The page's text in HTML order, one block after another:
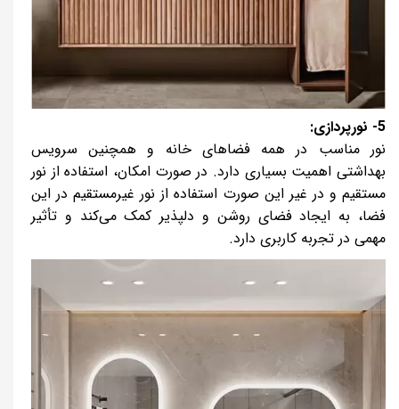
5- نورپردازی:
نور مناسب در همه فضاهای خانه و همچنین سرویس
بهداشتی اهمیت بسیاری دارد. در صورت امکان، استفاده از نور
مستقیم و در غیر این صورت استفاده از نور غیرمستقیم در این
فضا، به ایجاد فضای روشن و دلپذیر کمک می‌کند و تأثیر
مهمی در تجربه کاربری دارد.